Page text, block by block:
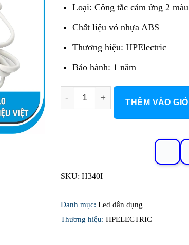
Loại: Công tắc cảm ứng 2 màu
Chất liệu vỏ nhựa ABS
Thương hiệu: HPElectric
Bảo hành: 1 năm
Công Tắc Cảm Ứng Gương LED
THÊM VÀO
SKU: H340I
Danh mục: Led dân dụng
Thương hiệu: HPELECTRIC